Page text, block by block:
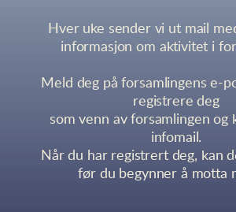
Hver uke sender vi ut mail
informasjon om aktivitet i
Meld deg på forsamlingens e-
registrere deg
som venn av forsamlingen og
infomail.
Når du har registrert deg, kan
før du begynner å motta